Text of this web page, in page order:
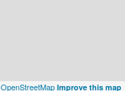
OpenStreetMap Improve this map